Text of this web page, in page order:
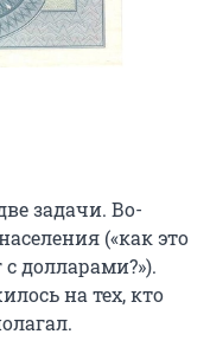
задачи. Во-
(«как это
долларами?»).
на тех, кто